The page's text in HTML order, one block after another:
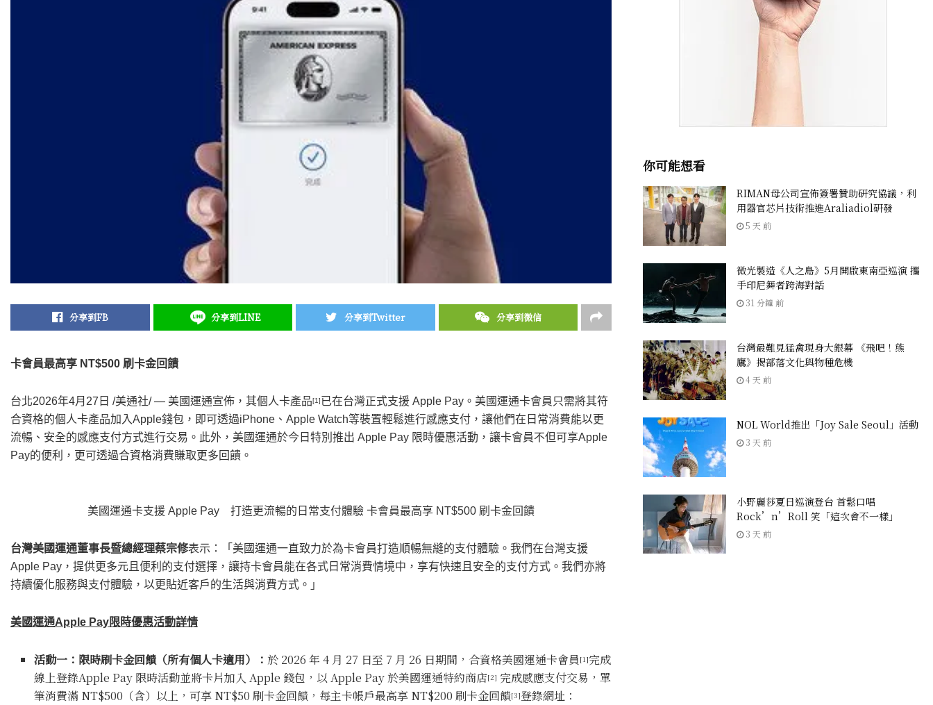
分享到FB 分享到LINE 分享到Twitter 分享到微信
卡會員最高享 NT$500 刷卡金回饋
台北2026年4月27日 /美通社/ — 美國運通宣佈，其個人卡產品[1] 已在台灣正式支援 Apple Pay。美國運通卡會員只需將其符
合資格的個人卡產品加入Apple錢包，即可透過iPhone、Apple Watch等裝置輕鬆進行感應支付，讓他們在日常消費能以更
流暢、安全的感應支付方式進行交易。此外，美國運通於今日特別推出 Apple Pay 限時優惠活動，讓卡會員不但可享Apple
Pay的便利，更可透過合資格消費賺取更多回饋。
美國運通卡支援 Apple Pay 打造更流暢的日常支付體驗 卡會員最高享 NT$500 刷卡金回饋
台灣美國運通董事長暨總經理蔡宗修表示：「美國運通一直致力於為卡會員打造順暢無縫的支付體驗。我們在台灣支援
Apple Pay，提供更多元且便利的支付選擇，讓持卡會員能在各式日常消費情境中，享有快速且安全的支付方式。我們亦將
持續優化服務與支付體驗，以更貼近客戶的生活與消費方式。」
美國運通Apple Pay限時優惠活動詳情
活動一：限時刷卡金回饋（所有個人卡適用）： 於 2026 年 4 月 27 日至 7 月 26 日期間，合資格美國運通卡會員 [1]完成
線上登錄Apple Pay 限時活動並將卡片加入 Apple 錢包，以 Apple Pay 於美國運通特約商店[2] 完成感應支付交易，單
筆消費滿 NT$500（含）以上，可享 NT$50 刷卡金回饋，每主卡帳戶最高享 NT$200 刷卡金回饋[3]登錄網址：
你可能想看
RIMAN母公司宣佈簽署贊助研究協議，利
用器官芯片技術推進Araliadiol研發
5 天 前
微光製造《人之島》5月開啟東南亞巡演 攜
手印尼舞者跨海對話
31 分鐘 前
台灣最難見猛禽現身大銀幕 《飛吧！熊
鷹》揭部落文化與物種危機
4 天 前
NOL World推出「Joy Sale Seoul」活動
3 天 前
小野麗莎夏日巡演登台 首鬆口唱
Rock’n’Roll 笑「這次會不一樣」
3 天 前